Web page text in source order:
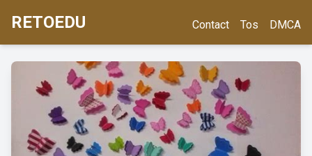
RETOEDU Contact Tos DMCA